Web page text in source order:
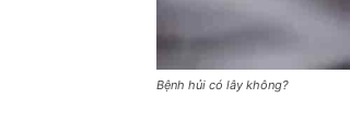
Bệnh hủi có lây không?